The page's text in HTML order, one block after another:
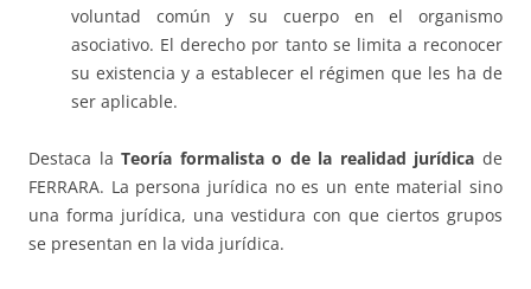
voluntad común y su cuerpo en el organismo
asociativo. El derecho por tanto se limita a reconocer
su existencia y a establecer el régimen que les ha de
ser aplicable.
Destaca laTeoría formalista o de la realidad jurídica de
FERRARA. La persona jurídica no es un ente material sino
una forma jurídica, una vestidura con que ciertos grupos
se presentan en la vida jurídica.